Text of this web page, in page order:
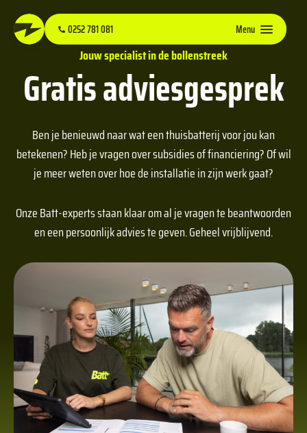
0252 781 081 Menu
Jouw specialist in de bollenstreek
Gratis adviesgesprek
Ben je benieuwd naar wat een thuisbatterij voor jou kan
betekenen? Heb je vragen over subsidies of financiering? Of wil
je meer weten over hoe de installatie in zijn werk gaat?
Onze Batt-experts staan klaar om al je vragen te beantwoorden
en een persoonlijk advies te geven. Geheel vrijblijvend.